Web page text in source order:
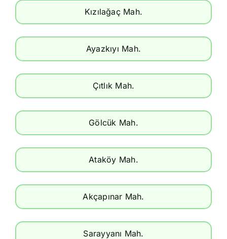
Kızılağaç Mah.
Ayazkıyı Mah.
Çıtlık Mah.
Gölcük Mah.
Ataköy Mah.
Akçapınar Mah.
Sarayyanı Mah.